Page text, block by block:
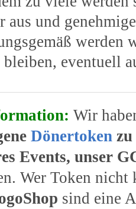
aus und
werden
eventuell
Wir
Dönertoken
Events, unser
Wer Token
sind eine